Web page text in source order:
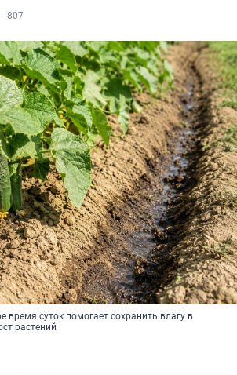
807
время суток помогает сохранить влагу в
растений